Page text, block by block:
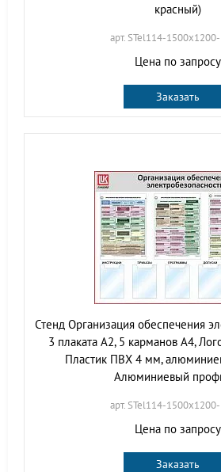
красный)
арт. STel114-
Цена по запросу
Заказать
Стенд Организация обеспечения
3 плаката А2, 5 карманов А4,
Пластик ПВХ 4 мм,
Алюминиевый
арт. STel114-
Цена по запросу
Заказать